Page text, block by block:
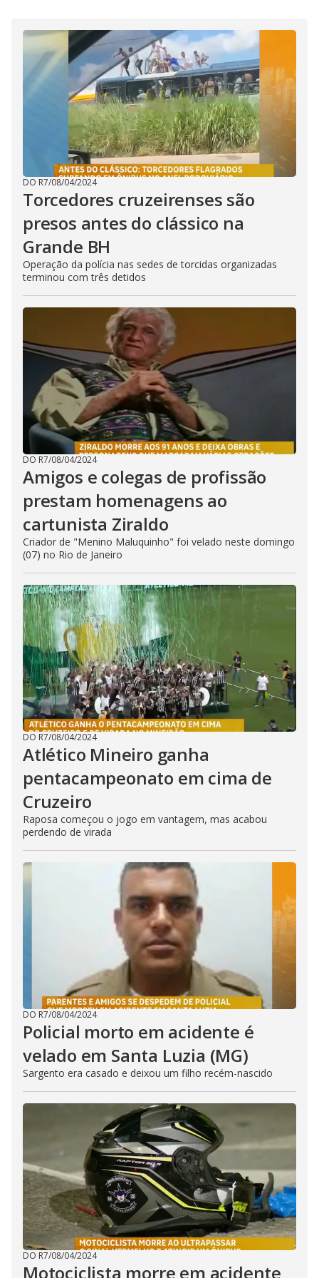
i
d
e
o
DO R7/08/04/2024
Torcedores cruzeirenses são
presos antes do clássico na
Grande BH
Operação da polícia nas sedes de torcidas organizadas
terminou com três detidos
DO R7/08/04/2024
Amigos e colegas de profissão
prestam homenagens ao
cartunista Ziraldo
Criador de "Menino Maluquinho" foi velado neste domingo
(07) no Rio de Janeiro
DO R7/08/04/2024
Atlético Mineiro ganha
pentacampeonato em cima de
Cruzeiro
Raposa começou o jogo em vantagem, mas acabou
perdendo de virada
DO R7/08/04/2024
Policial morto em acidente é
velado em Santa Luzia (MG)
Sargento era casado e deixou um filho recém-nascido
DO R7/08/04/2024
Motociclista morre em acidente